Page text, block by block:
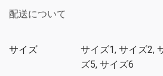
配送について
サイズ
サイズ1, サイズ2,
ズ5, サイズ6